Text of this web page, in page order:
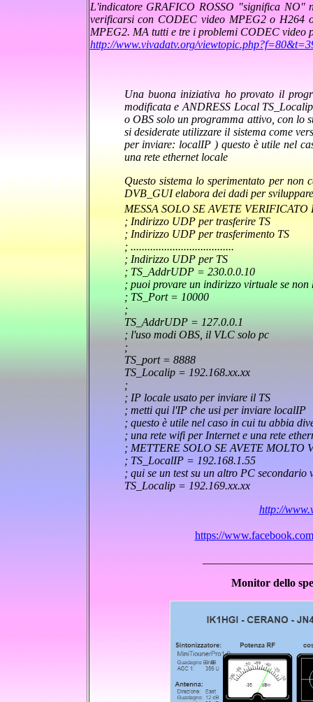
L'indicatore GRAFICO ROSSO "significa
verificarsi con CODEC video MPEG2 o H264
MPEG2. MA tutti e tre i problemi CODEC video
http://www.vivadatv.org/
Una buona iniziativa ho provato il
modificata e ANDRESS Local
o OBS solo un programma attivo, con lo
si desiderate utilizzare il sistema come
per inviare: localIP ) questo è utile nel
una rete ethernet locale
Questo sistema lo sperimentato per
DVB_GUI elabora dei dadi per
MESSA SOLO SE AVETE
; Indirizzo UDP per trasferire TS
; Indirizzo UDP per trasferimento TS
; .....................................
; Indirizzo UDP per TS
; TS_AddrUDP = 230.0.0.10
; puoi provare un indirizzo virtuale se
; TS_Port = 10000
;
TS_AddrUDP = 127.0.0.1
; l'uso modi OBS, il VLC solo pc
;
TS_port = 8888
TS_Localip = 192.168.xx.xx
;
; IP locale usato per inviare il TS
; metti qui l'IP che usi per inviare localIP
; questo è utile nel caso in cui tu abbia
; una rete wifi per Internet e una rete
; METTERE SOLO SE AVETE
; TS_LocalIP = 192.168.1.55
; qui se un test su un altro PC secondario
TS_Localip = 192.169.xx.xx
http://
https://
Monitor dello